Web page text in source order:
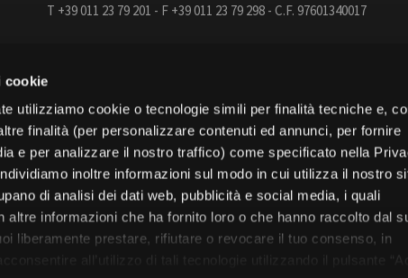
cookie
utilizziamo cookie o tecnologie simili per finalità tecniche e,
finalità (per personalizzare contenuti ed annunci, per fornire
e per analizzare il nostro traffico) come specificato nella
inoltre informazioni sul modo in cui utilizza il nostro
di analisi dei dati web, pubblicità e social media, i quali
altre informazioni che ha fornito loro o che hanno raccolto dal
liberamente prestare, rifiutare o revocare il tuo consenso, in
all’utilizzo di tali tecnologie utilizzando il pulsante
T +39 011 23 79 201 - F +39 011 23 79 298 - C.F. 97601340017
InstagramYoutubeVimeo
Regione Piemonte